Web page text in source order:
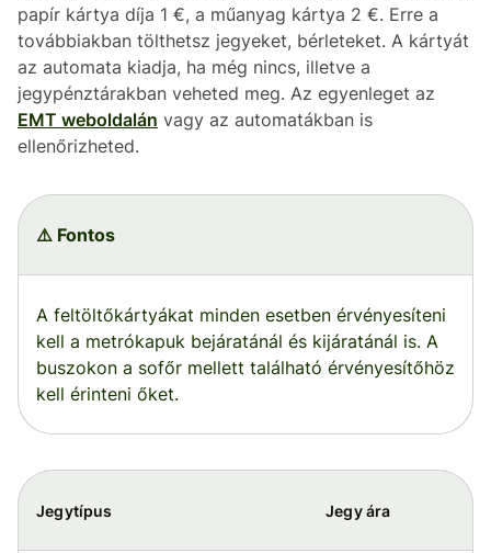
papír kártya díja 1 €, a műanyag kártya 2 €. Erre a
továbbiakban tölthetsz jegyeket, bérleteket. A kártyát
az automata kiadja, ha még nincs, illetve a
jegypénztárakban veheted meg. Az egyenleget az
EMT weboldalán vagy az automatákban is
ellenőrizheted.
⚠️ Fontos
A feltöltőkártyákat minden esetben érvényesíteni
kell a metrókapuk bejáratánál és kijáratánál is. A
buszokon a sofőr mellett található érvényesítőhöz
kell érinteni őket.
Jegytípus Jegy ára